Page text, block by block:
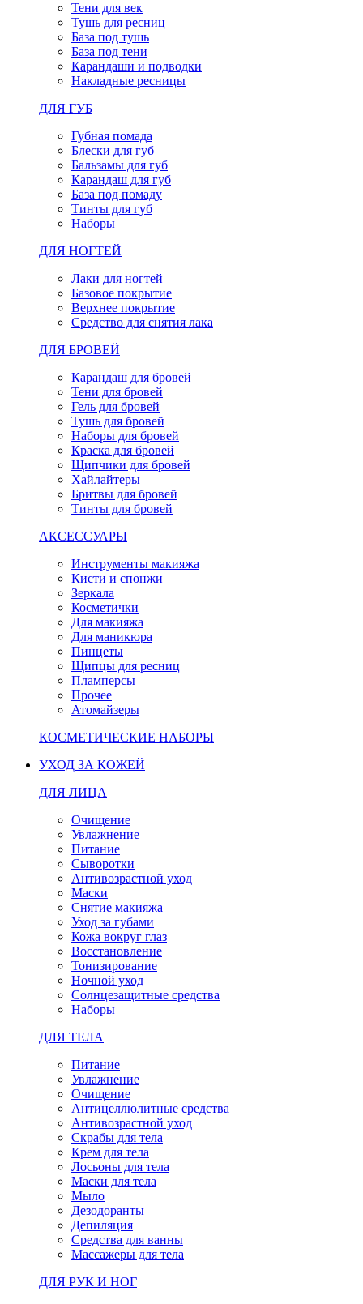
Тени для век
Тушь для ресниц
База под тушь
База под тени
Карандаши и подводки
Накладные ресницы
ДЛЯ ГУБ
Губная помада
Блески для губ
Бальзамы для губ
Карандаш для губ
База под помаду
Тинты для губ
Наборы
ДЛЯ НОГТЕЙ
Лаки для ногтей
Базовое покрытие
Верхнее покрытие
Средство для снятия лака
ДЛЯ БРОВЕЙ
Карандаш для бровей
Тени для бровей
Гель для бровей
Тушь для бровей
Наборы для бровей
Краска для бровей
Щипчики для бровей
Хайлайтеры
Бритвы для бровей
Тинты для бровей
АКСЕССУАРЫ
Инструменты макияжа
Кисти и спонжи
Зеркала
Косметички
Для макияжа
Для маникюра
Пинцеты
Щипцы для ресниц
Пламперсы
Прочее
Атомайзеры
КОСМЕТИЧЕСКИЕ НАБОРЫ
УХОД ЗА КОЖЕЙ
ДЛЯ ЛИЦА
Очищение
Увлажнение
Питание
Сыворотки
Антивозрастной уход
Маски
Снятие макияжа
Уход за губами
Кожа вокруг глаз
Восстановление
Тонизирование
Ночной уход
Солнцезащитные средства
Наборы
ДЛЯ ТЕЛА
Питание
Увлажнение
Очищение
Антицеллюлитные средства
Антивозрастной уход
Скрабы для тела
Крем для тела
Лосьоны для тела
Маски для тела
Мыло
Дезодоранты
Депиляция
Средства для ванны
Массажеры для тела
ДЛЯ РУК И НОГ